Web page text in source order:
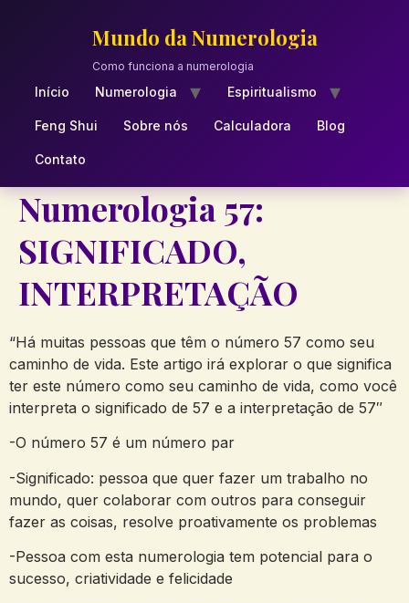
Mundo da Numerologia
Como funciona a numerologia
Início Numerologia Espiritualismo
Feng Shui Sobre nós Calculadora Blog
Contato
Numerologia 57:
SIGNIFICADO,
INTERPRETAÇÃO
“Há muitas pessoas que têm o número 57 como seu
caminho de vida. Este artigo irá explorar o que significa
ter este número como seu caminho de vida, como você
interpreta o significado de 57 e a interpretação de 57″
-O número 57 é um número par
-Significado: pessoa que quer fazer um trabalho no
mundo, quer colaborar com outros para conseguir
fazer as coisas, resolve proativamente os problemas
-Pessoa com esta numerologia tem potencial para o
sucesso, criatividade e felicidade